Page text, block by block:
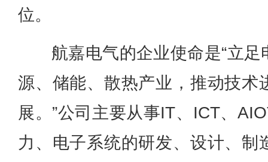
位。
航嘉电气的企业使命是“立
源、储能、散热产业，推动技术
展。”公司主要从事IT、ICT、
力、电子系统的研发、设计、制